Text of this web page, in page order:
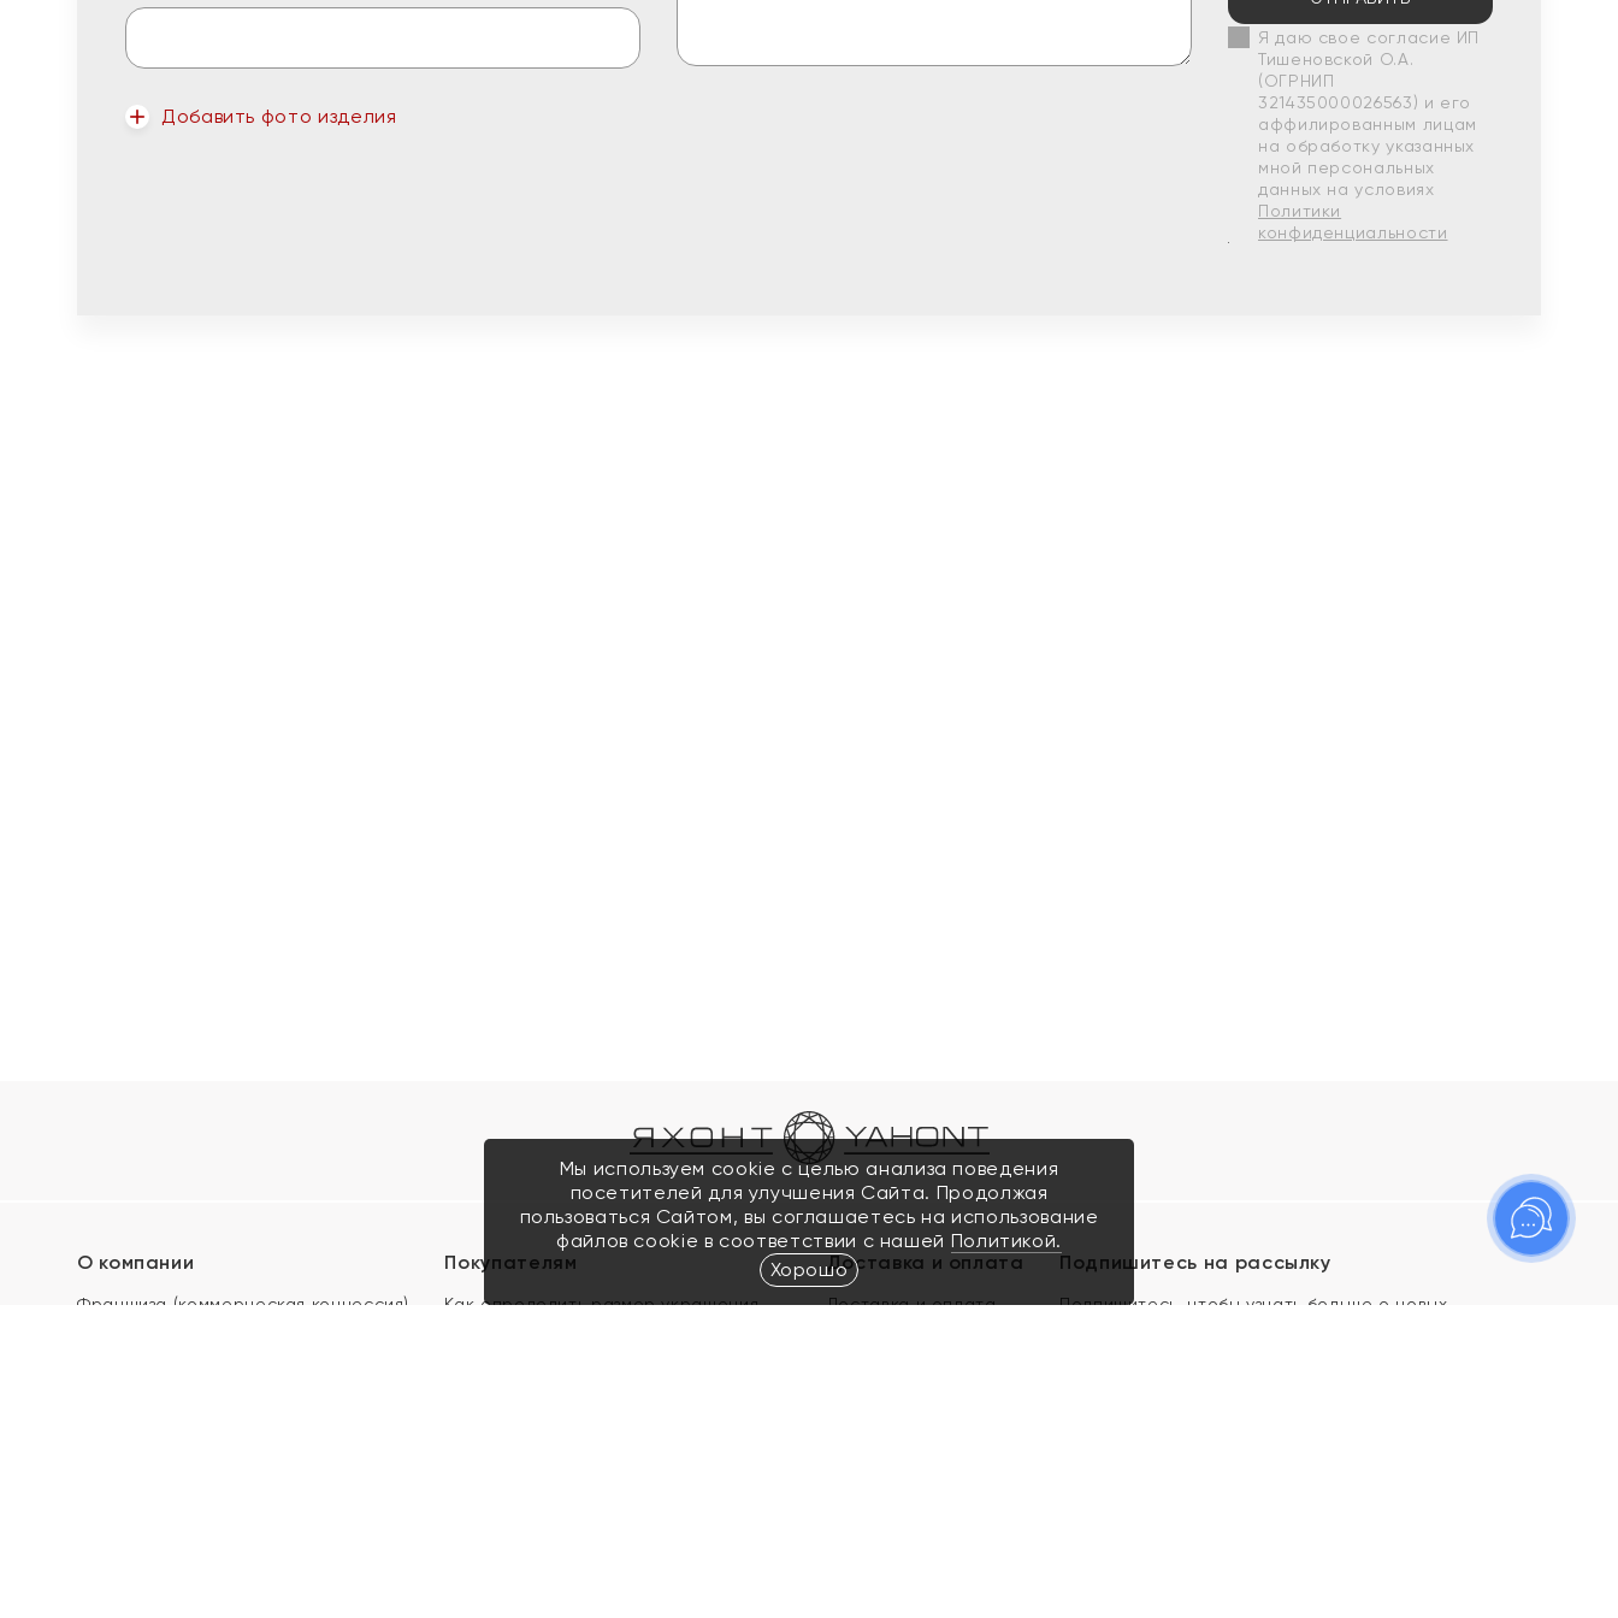
Добавить фото изделия
Я даю свое согласие ИП
Тишеновской О.А.
(ОГРНИП
321435000026563) и его
аффилированным лицам
на обработку указанных
мной персональных
данных на условиях
Политики
конфиденциальности
О компании
Франшиза (коммерческая концессия)
Покупателям
Как определить размер украшения
Доставка и оплата
Доставка и оплата
Подпишитесь на рассылку
Подпишитесь, чтобы узнать больше о новых
Мы используем cookie с целью анализа поведения
посетителей для улучшения Сайта. Продолжая
пользоваться Сайтом, вы соглашаетесь на использование
файлов cookie в соответствии с нашей Политикой.
Хорошо